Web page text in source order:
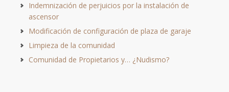
Indemnización de perjuicios por la instalación de
ascensor
Modificación de configuración de plaza de garaje
Limpieza de la comunidad
Comunidad de Propietarios y… ¿Nudismo?